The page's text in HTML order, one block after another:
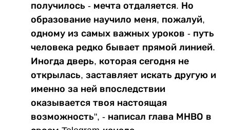
получилось - мечта отдаляется. Но
образование научило меня, пожалуй,
одному из самых важных уроков - путь
человека редко бывает прямой линией.
Иногда дверь, которая сегодня не
открылась, заставляет искать другую и
именно за ней впоследствии
оказывается твоя настоящая
возможность", - написал глава МНВО в